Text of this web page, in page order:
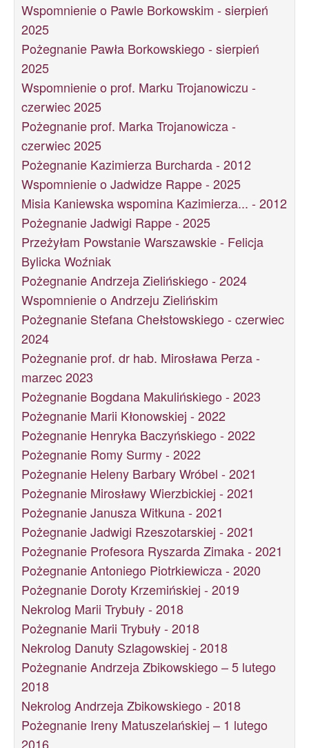
Wspomnienie o Pawle Borkowskim - sierpień
2025
Pożegnanie Pawła Borkowskiego - sierpień
2025
Wspomnienie o prof. Marku Trojanowiczu -
czerwiec 2025
Pożegnanie prof. Marka Trojanowicza -
czerwiec 2025
Pożegnanie Kazimierza Burcharda - 2012
Wspomnienie o Jadwidze Rappe - 2025
Misia Kaniewska wspomina Kazimierza... - 2012
Pożegnanie Jadwigi Rappe - 2025
Przeżyłam Powstanie Warszawskie - Felicja
Bylicka Woźniak
Pożegnanie Andrzeja Zielińskiego - 2024
Wspomnienie o Andrzeju Zielińskim
Pożegnanie Stefana Chełstowskiego - czerwiec
2024
Pożegnanie prof. dr hab. Mirosława Perza -
marzec 2023
Pożegnanie Bogdana Makulińskiego - 2023
Pożegnanie Marii Kłonowskiej - 2022
Pożegnanie Henryka Baczyńskiego - 2022
Pożegnanie Romy Surmy - 2022
Pożegnanie Heleny Barbary Wróbel - 2021
Pożegnanie Mirosławy Wierzbickiej - 2021
Pożegnanie Janusza Witkuna - 2021
Pożegnanie Jadwigi Rzeszotarskiej - 2021
Pożegnanie Profesora Ryszarda Zimaka - 2021
Pożegnanie Antoniego Piotrkiewicza - 2020
Pożegnanie Doroty Krzemińskiej - 2019
Nekrolog Marii Trybuły - 2018
Pożegnanie Marii Trybuły - 2018
Nekrolog Danuty Szlagowskiej - 2018
Pożegnanie Andrzeja Zbikowskiego – 5 lutego
2018
Nekrolog Andrzeja Zbikowskiego - 2018
Pożegnanie Ireny Matuszelańskiej – 1 lutego
2016